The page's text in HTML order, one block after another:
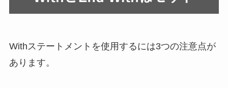
Withステートメントを使用するには3つの注意点が
あります。